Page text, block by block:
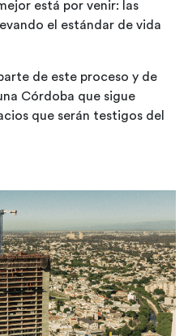
está por venir: las
el estándar de vida
de este proceso y de
Córdoba que sigue
que serán testigos del